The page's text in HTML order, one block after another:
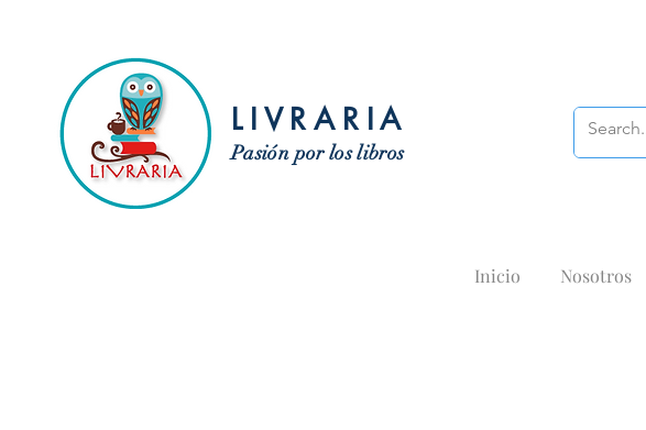
LIVRARIA
Pasión por los libros
Inicio Nosotros